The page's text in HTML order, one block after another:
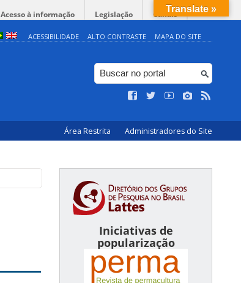
Acesso à informação Legislação Canais
ACESSIBILIDADE ALTO CONTRASTE MAPA DO SITE
Área Restrita Administradores do Site
Iniciativas de
popularização
Translate »